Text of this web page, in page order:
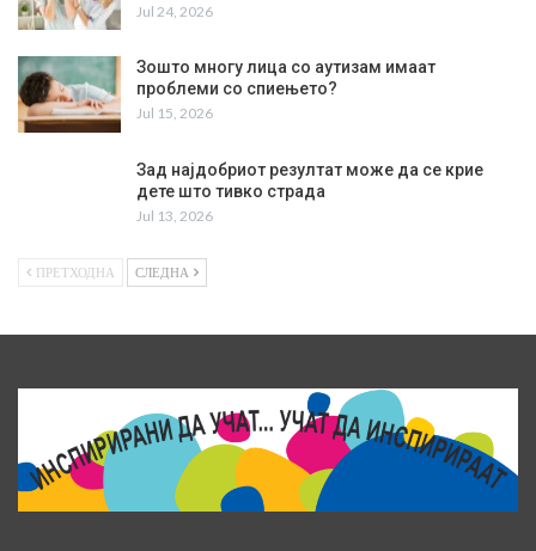
Jul 24, 2026
Зошто многу лица со аутизам имаат
проблеми со спиењето?
Jul 15, 2026
Зад најдобриот резултат може да се крие
дете што тивко страда
Jul 13, 2026
ПРЕТХОДНА СЛЕДНА